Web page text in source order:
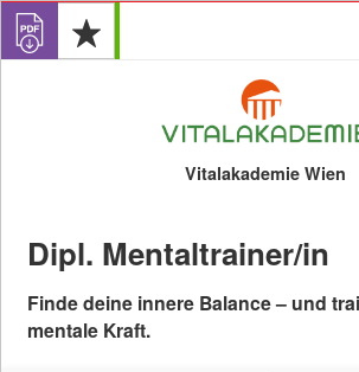
Login 0
Angebote
Vitalakademie Wien
Dipl. Mentaltrainer/in
Finde deine innere Balance – und
mentale Kraft.